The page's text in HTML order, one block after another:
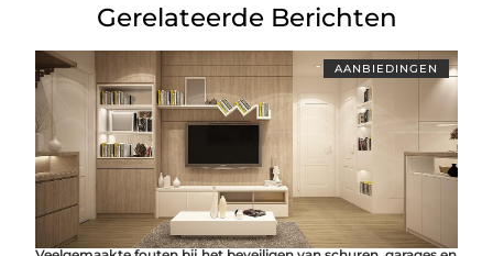
Gerelateerde Berichten
AANBIEDINGEN